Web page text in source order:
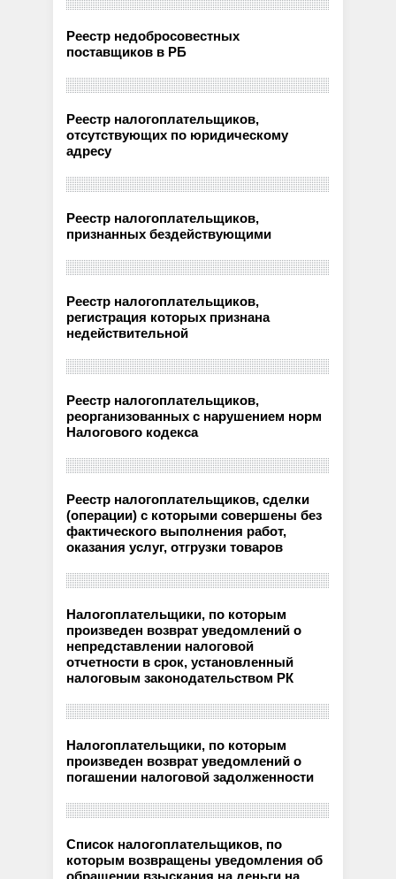
Реестр недобросовестных
поставщиков в РБ
Реестр налогоплательщиков,
отсутствующих по юридическому
адресу
Реестр налогоплательщиков,
признанных бездействующими
Реестр налогоплательщиков,
регистрация которых признана
недействительной
Реестр налогоплательщиков,
реорганизованных с нарушением норм
Налогового кодекса
Реестр налогоплательщиков, сделки
(операции) с которыми совершены без
фактического выполнения работ,
оказания услуг, отгрузки товаров
Налогоплательщики, по которым
произведен возврат уведомлений о
непредставлении налоговой
отчетности в срок, установленный
налоговым законодательством РК
Налогоплательщики, по которым
произведен возврат уведомлений о
погашении налоговой задолженности
Список налогоплательщиков, по
которым возвращены уведомления об
обращении взыскания на деньги на